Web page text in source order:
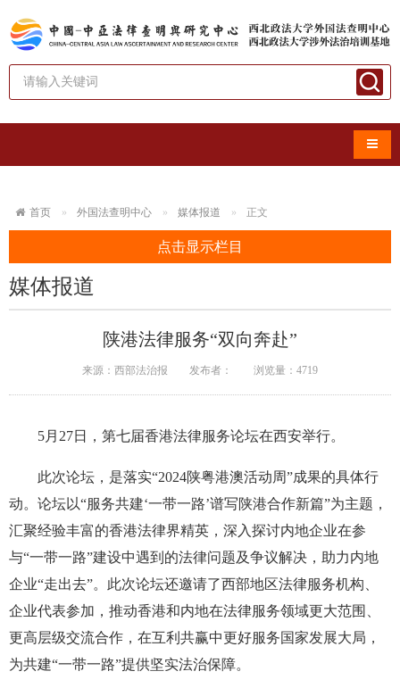
导航
首页 外国法查明中心 媒体报道 正文
点击显示栏目
媒体报道
陕港法律服务“双向奔赴”
来源：西部法治报 发布者： 浏览量： 4719
5月27日，第七届香港法律服务论坛在西安举行。
此次论坛，是落实“2024陕粤港澳活动周”成果的具体行
动。论坛以“服务共建‘一带一路’谱写陕港合作新篇”为主题，
汇聚经验丰富的香港法律界精英，深入探讨内地企业在参
与“一带一路”建设中遇到的法律问题及争议解决，助力内地
企业“走出去”。此次论坛还邀请了西部地区法律服务机构、
企业代表参加，推动香港和内地在法律服务领域更大范围、
更高层级交流合作，在互利共赢中更好服务国家发展大局，
为共建“一带一路”提供坚实法治保障。